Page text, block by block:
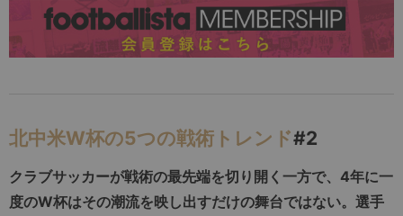
北中米W杯の5つの戦術トレンド#2
クラブサッカーが戦術の最先端を切り開く一方で、4年に一
度のW杯はその潮流を映し出すだけの舞台ではない。選手